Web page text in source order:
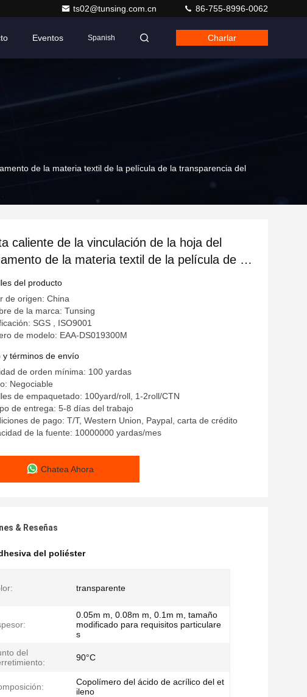
ts02@tunsing.com.cn 86-755-8996-0062
Eventos Spanish Charlar
de la materia textil de la película de la transparencia del
caliente de la vinculación de la hoja del
de la materia textil de la película de la
del poliéster de la tela del
con el papel del lanzamiento
del producto
de origen: China
de la marca: Tunsing
SGS , ISO9001
de modelo: EAA-DS019300M
y términos de envío
de orden mínima: 100 yardas
Negociable
de empaquetado: 100yard/roll, 1-2roll/CTN
de entrega: 5-8 días del trabajo
de pago: T/T, Western Union, Paypal, carta de crédito
de la fuente: 10000000 yardas/mes
Chatea Ahora
& Reseñas
del poliéster
transparente
0.05m m, 0.08m m, 0.1m m, tamaño
modificado para requisitos particulare
s
del
90°C
Copolímero del ácido de acrílico del et
ileno